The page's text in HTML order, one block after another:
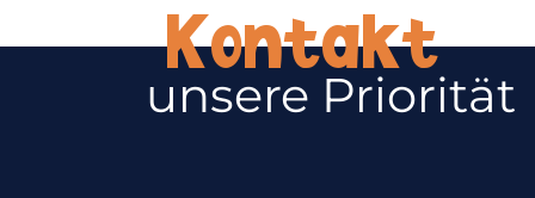
Kontakt
unsere Priorität